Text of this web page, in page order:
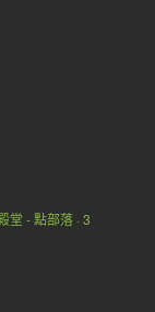
堂 - 點部落· 3